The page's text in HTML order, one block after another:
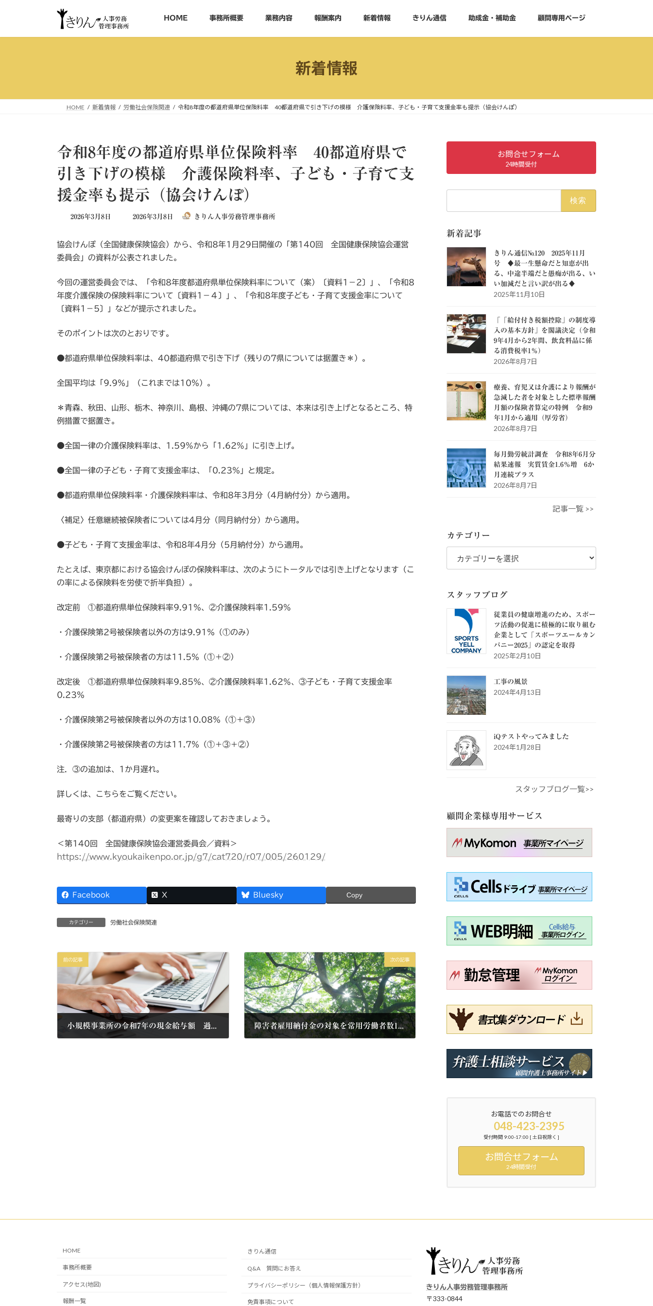
ッ
移
HOME 事務所概要 業務内容 報酬案内 新着情報 きりん通信 助成金・補助金 顧問専用ページ
新着情報
HOME 新着情報 労働社会保険関連 令和8年度の都道府県単位保険料率 40都道府県で引き下げの模様 介護保険料率、子ども・子育て支援金率も提示（協会けんぽ）
令和8年度の都道府県単位保険料率 40都道府県で
引き下げの模様 介護保険料率、子ども・子育て支
援金率も提示（協会けんぽ）
2026年3月8日
最
新
日
2026年3月8日 きりん人事労務管理事務所
協会けんぽ（全国健康保険協会）から、令和8年1月29日開催の「第140回 全国健康保険協会運営
委員会」の資料が公表されました。
今回の運営委員会では、「令和8年度都道府県単位保険料率について（案）〔資料1－2〕」、「令和8
年度介護保険の保険料率について〔資料1－４〕」、「令和8年度子ども・子育て支援金率について
〔資料1－5〕」などが提示されました。
そのポイントは次のとおりです。
●都道府県単位保険料率は、40都道府県で引き下げ（残りの7県については据置き＊）。
全国平均は「9.9％」（これまでは10％）。
＊青森、秋田、山形、栃木、神奈川、島根、沖縄の7県については、本来は引き上げとなるところ、特
例措置で据置き。
●全国一律の介護保険料率は、1.59%から「1.62%」に引き上げ。
●全国一律の子ども・子育て支援金率は、「0.23％」と規定。
●都道府県単位保険料率・介護保険料率は、令和8年3月分（4月納付分）から適用。
〈補足〉任意継続被保険者については4月分（同月納付分）から適用。
●子ども・子育て支援金率は、令和8年4月分（5月納付分）から適用。
たとえば、東京都における協会けんぽの保険料率は、次のようにトータルでは引き上げとなります（こ
の率による保険料を労使で折半負担）。
改定前 ①都道府県単位保険料率9.91％、②介護保険料率1.59%
・介護保険第2号被保険者以外の方は9.91％（①のみ）
・介護保険第2号被保険者の方は11.5％（①＋②）
改定後 ①都道府県単位保険料率9.85％、②介護保険料率1.62%、③子ども・子育て支援金率
0.23％
・介護保険第2号被保険者以外の方は10.08％（①＋③）
・介護保険第2号被保険者の方は11.7％（①＋③＋②）
注．③の追加は、1か月遅れ。
詳しくは、こちらをご覧ください。
最寄りの支部（都道府県）の変更案を確認しておきましょう。
＜第140回 全国健康保険協会運営委員会／資料＞
https://www.kyoukaikenpo.or.jp/g7/cat720/r07/005/260129/
Facebook X Bluesky Copy
カテゴリー 労働社会保険関連
前の記事 次の記事
障害者雇用納付金の対象を常用労働者数100人以下の事業主にも拡大することを検討（厚労省の研究会）
お問合せフォーム
24時間受付
新着記事
きりん通信№120 2025年11月
号 ♦最一生懸命だと知恵が出
る、中途半端だと愚痴が出る、い
い加減だと言い訳が出る♦
2025年11月10日
「「給付付き税額控除」の制度導
入の基本方針」を閣議決定（令和
9年4月から2年間、飲食料品に係
る消費税率1％）
2026年8月7日
療養、育児又は介護により報酬が
急減した者を対象とした標準報酬
月額の保険者算定の特例 令和9
年1月から適用（厚労省）
2026年8月7日
毎月勤労統計調査 令和8年6月分
結果速報 実質賃金1.6％増 6か
月連続プラス
2026年8月7日
記事一覧 >>
カテゴリー
カ
ゴ
ー
スタッフブログ
従業員の健康増進のため、スポー
ツ活動の促進に積極的に取り組む
企業として「スポーツエールカン
パニー2025」の認定を取得
2025年2月10日
工事の風景
2024年4月13日
iQテストやってみました
2024年1月28日
スタッフブログ一覧>>
顧問企業様専用サービス
お電話でのお問合せ
048-423-2395
受付時間 9:00-17:00 [ 土日祝除く ]
お問合せフォーム
24時間受付
HOME
事務所概要
アクセス(地図)
報酬一覧
きりん通信
Q&A 質問にお答え
プライバシーポリシー（個人情報保護方針）
免責事項について
きりん人事労務管理事務所
〒333-0844